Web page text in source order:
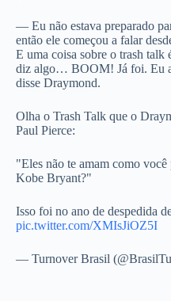
— Eu não estava preparado
então ele começou a falar
E uma coisa sobre o trash talk
diz algo… BOOM! Já foi. Eu
disse Draymond.
Olha o Trash Talk que o
Paul Pierce:
"Eles não te amam como
Kobe Bryant?"
Isso foi no ano de despedida
pic.twitter.com/XMIsJiOZ5I
— Turnover Brasil